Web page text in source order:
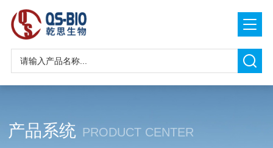
产品系统 PRODUCT CENTER